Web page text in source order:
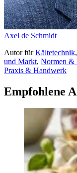
Axel de Schmidt
AutorfürKältetechnik,
und Markt, Normen &
Praxis & Handwerk
Empfohlene